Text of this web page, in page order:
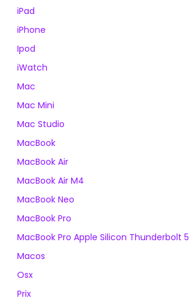
iPad
iPhone
Ipod
iWatch
Mac
Mac Mini
Mac Studio
MacBook
MacBook Air
MacBook Air M4
MacBook Neo
MacBook Pro
MacBook Pro Apple Silicon Thunderbolt 5
Macos
Osx
Prix